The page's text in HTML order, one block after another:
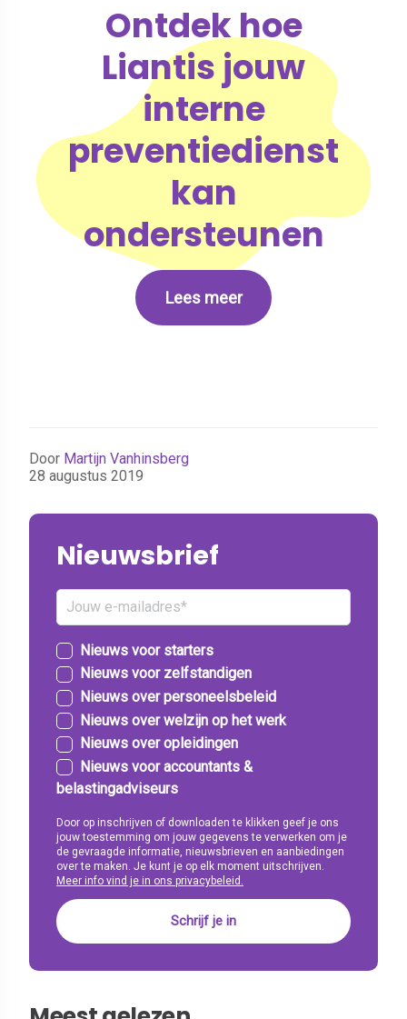
Ontdek hoe
Liantis jouw
interne
preventiedienst
kan
ondersteunen
Lees meer
Door Martijn Vanhinsberg
28 augustus 2019
Nieuwsbrief
Nieuws voor starters
Nieuws voor zelfstandigen
Nieuws over personeelsbeleid
Nieuws over welzijn op het werk
Nieuws over opleidingen
Nieuws voor accountants &
belastingadviseurs
Door op inschrijven of downloaden te klikken geef je ons
jouw toestemming om jouw gegevens te verwerken om je
de gevraagde informatie, nieuwsbrieven en aanbiedingen
over te maken. Je kunt je op elk moment uitschrijven.
Meer info vind je in ons privacybeleid.